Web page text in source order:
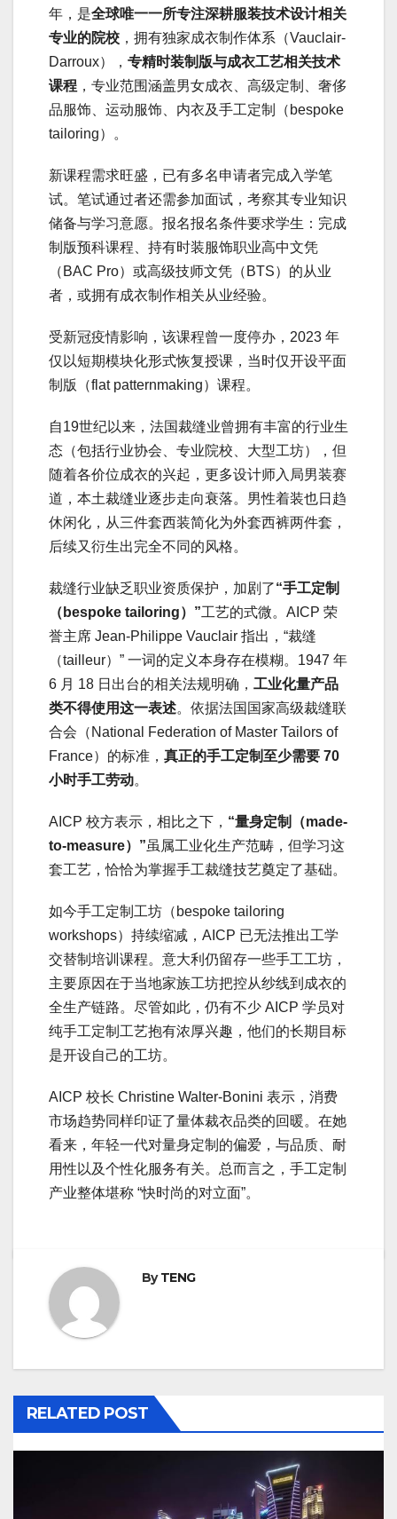
年，是全球唯一一所专注深耕服装技术设计相关
专业的院校 ，拥有独家成衣制作体系（Vauclair-
Darroux）， 专精时装制版与成衣工艺相关技术
课程 ，专业范围涵盖男女成衣、高级定制、奢侈
品服饰、运动服饰、内衣及手工定制（bespoke
tailoring）。
新课程需求旺盛，已有多名申请者完成入学笔
试。笔试通过者还需参加面试，考察其专业知识
储备与学习意愿。报名报名条件要求学生：完成
制版预科课程、持有时装服饰职业高中文凭
（BAC Pro）或高级技师文凭（BTS）的从业
者，或拥有成衣制作相关从业经验。
受新冠疫情影响，该课程曾一度停办，2023 年
仅以短期模块化形式恢复授课，当时仅开设平面
制版（flat patternmaking）课程。
自19世纪以来，法国裁缝业曾拥有丰富的行业生
态（包括行业协会、专业院校、大型工坊），但
随着各价位成衣的兴起，更多设计师入局男装赛
道，本土裁缝业逐步走向衰落。男性着装也日趋
休闲化，从三件套西装简化为外套西裤两件套，
后续又衍生出完全不同的风格。
裁缝行业缺乏职业资质保护，加剧了“手工定制
（bespoke tailoring）”工艺的式微。AICP 荣
誉主席 Jean-Philippe Vauclair 指出，“裁缝
（tailleur）” 一词的定义本身存在模糊。1947 年
6 月 18 日出台的相关法规明确， 工业化量产品
类不得使用这一表述。依据法国国家高级裁缝联
合会（National Federation of Master Tailors of
France）的标准， 真正的手工定制至少需要 70
小时手工劳动。
AICP 校方表示，相比之下， “量身定制（made-
to-measure）”虽属工业化生产范畴，但学习这
套工艺，恰恰为掌握手工裁缝技艺奠定了基础。
如今手工定制工坊（bespoke tailoring
workshops）持续缩减，AICP 已无法推出工学
交替制培训课程。意大利仍留存一些手工工坊，
主要原因在于当地家族工坊把控从纱线到成衣的
全生产链路。尽管如此，仍有不少 AICP 学员对
纯手工定制工艺抱有浓厚兴趣，他们的长期目标
是开设自己的工坊。
AICP 校长 Christine Walter-Bonini 表示，消费
市场趋势同样印证了量体裁衣品类的回暖。在她
看来，年轻一代对量身定制的偏爱，与品质、耐
用性以及个性化服务有关。总而言之，手工定制
产业整体堪称 “快时尚的对立面”。
ByTENG
RELATED POST